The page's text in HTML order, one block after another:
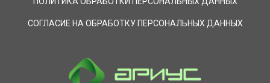
СОГЛАСИЕ НА ОБРАБОТКУ ПЕРСОНАЛЬНЫХ ДАННЫХ